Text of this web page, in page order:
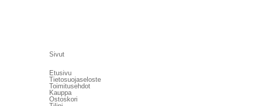
Sivut
Etusivu
Tietosuojaseloste
Toimitusehdot
Kauppa
Ostoskori